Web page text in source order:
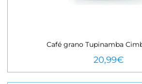
VEURE MÉS
Café grano Tupinamba
20,99€